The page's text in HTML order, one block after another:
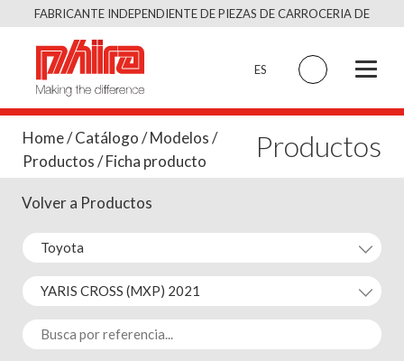
Saltar
FABRICANTE INDEPENDIENTE DE PIEZAS DE CARROCERIA DE
CALIDAD EQUIVALENTE AL ORIGINAL
ES
Home/Catálogo/Modelos/
Productos/ Ficha producto Productos
Volver a Productos